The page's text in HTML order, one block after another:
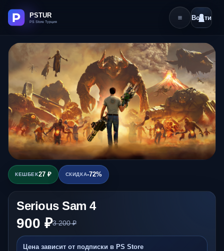
Войти
КЕШБЕК27 ₽ СКИДКА-72%
Serious Sam 4
900 ₽3 200 ₽
Цена зависит от подписки в PS Store